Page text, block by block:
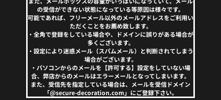
の受信ができない状態になっている等原因は様々です。
可能であれば、フリーメール以外のメールアドレスをご利用い
ただくことをお薦め致します。
・全角で登録をしている場合や、ドメインに誤りがある場合が
多くございます。
・設定により迷惑メール（スパムメール）と判断されてしまう
場合がございます。
・パソコンからのメールを【許可する】設定をしていない場
合、弊店からのメールはエラーメールとなってしまいます。
また、受信先を指定している場合は、メールを受信ドメイン
「@secure-decoration.com」にご登録下さい。